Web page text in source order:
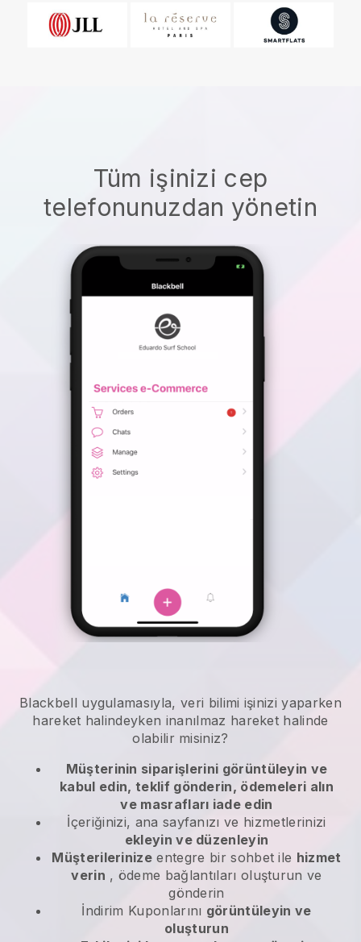
Tüm işinizi cep
telefonunuzdan yönetin
Blackbell uygulamasıyla,veri bilimi işinizi yaparken
hareket halindeyken inanılmaz hareket halinde
olabilir misiniz?
Müşterinin siparişlerini görüntüleyin ve
kabul edin, teklif gönderin, ödemeleri alın
ve masrafları iade edin
İçeriğinizi, ana sayfanızı ve hizmetlerinizi
ekleyin ve düzenleyin
Müşterilerinize entegre bir sohbet ile hizmet
verin , ödeme bağlantıları oluşturun ve
gönderin
İndirim Kuponlarını görüntüleyin ve
oluşturun